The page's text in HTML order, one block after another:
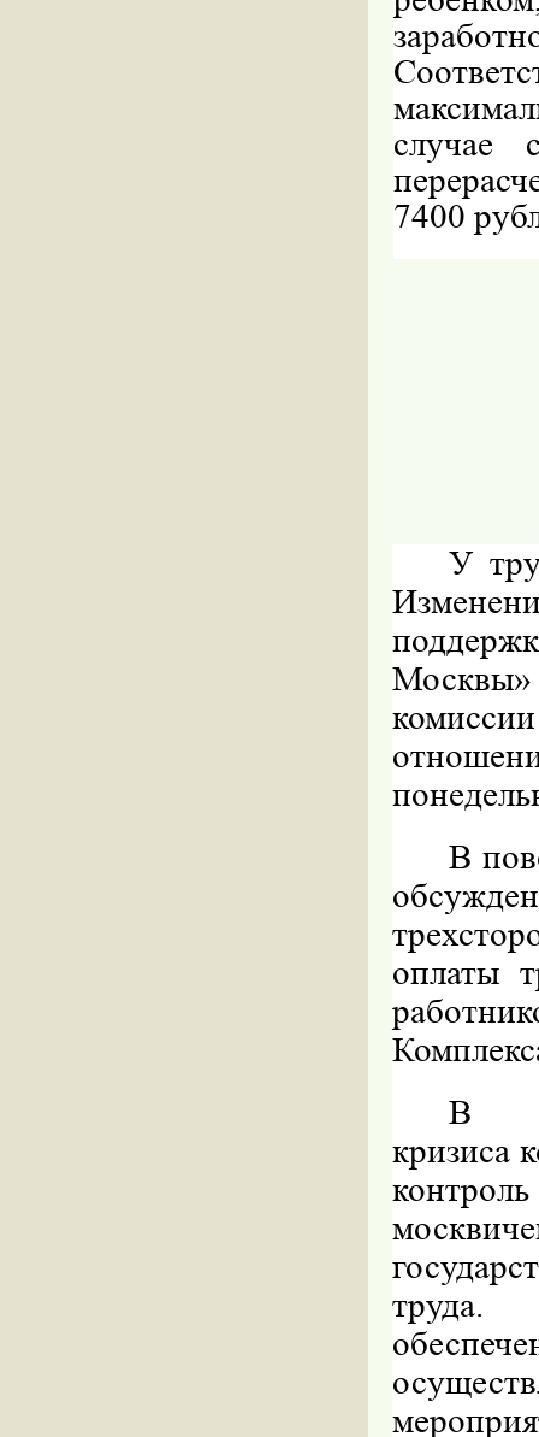
случае
7400
У
В
оплаты
В
кризиса
труда.